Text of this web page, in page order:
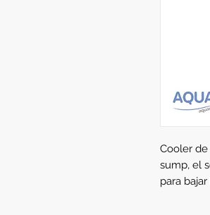
Cooler
sump, el
para